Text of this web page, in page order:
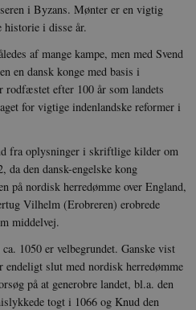
i Byzans. Mønter er en vigtig
i disse år.
af mange kampe, men med Svend
en dansk konge med basis i
rodfæstet efter 100 år som landets
for vigtige indenlandske reformer i
fra oplysninger i skriftlige kilder om
da den dansk-engelske kong
på nordisk herredømme over England,
Vilhelm (Erobreren) erobrede
middelvej.
1050 er velbegrundet. Ganske vist
slut med nordisk herredømme
på at generobre landet, bl.a. den
togt i 1066 og Knud den